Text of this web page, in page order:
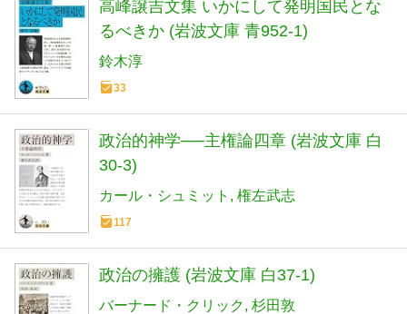
高峰譲吉文集 いかにして発明国民とな
るべきか (岩波文庫 青952-1)
鈴木淳
33
政治的神学──主権論四章 (岩波文庫 白
30-3)
カール・シュミット 権左武志
117
政治の擁護 (岩波文庫 白37-1)
バーナード・クリック 杉田敦